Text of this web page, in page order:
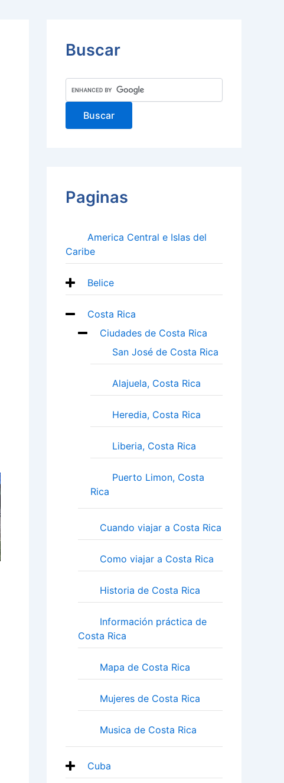
Buscar
Paginas
America Central e Islas del
Caribe
Belice
Costa Rica
Ciudades de Costa Rica
San José de Costa Rica
Alajuela, Costa Rica
Heredia, Costa Rica
Liberia, Costa Rica
Puerto Limon, Costa
Rica
Cuando viajar a Costa Rica
Como viajar a Costa Rica
Historia de Costa Rica
Información práctica de
Costa Rica
Mapa de Costa Rica
Mujeres de Costa Rica
Musica de Costa Rica
Cuba